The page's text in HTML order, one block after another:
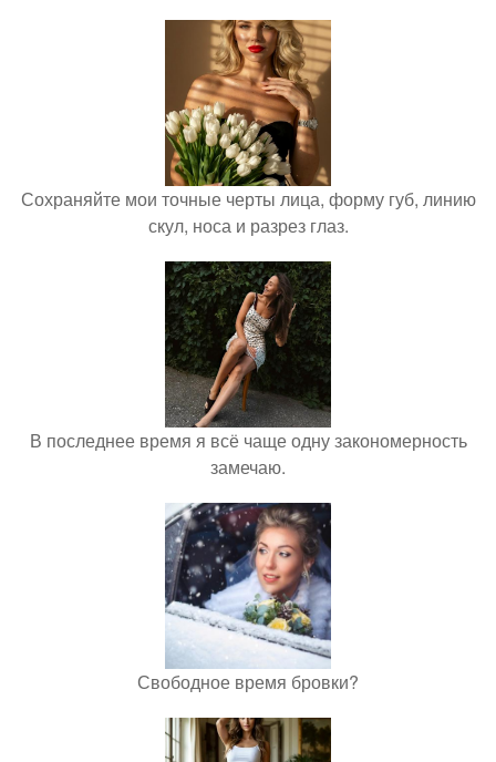
Сохраняйте мои точные черты лица, форму губ, линию
скул, носа и разрез глаз.
В последнее время я всё чаще одну закономерность
замечаю.
Свободное время бровки?